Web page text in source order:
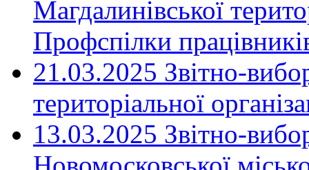
Магдалинівської
Профспілки
21.03.2025 Звітно-
територіальної
13.03.2025 Звітно-